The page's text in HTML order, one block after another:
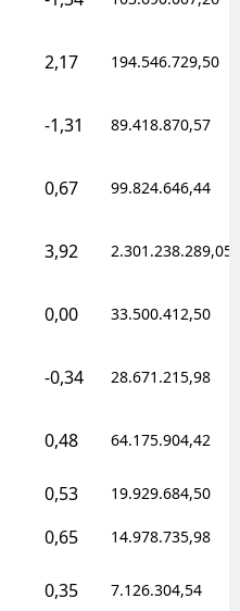
2,17 194.546.729,50
-1,31 89.418.870,57
0,67 99.824.646,44
3,92 2.301.238.289,05
0,00 33.500.412,50
-0,34 28.671.215,98
0,48 64.175.904,42
0,53 19.929.684,50
0,65 14.978.735,98
0,35 7.126.304,54